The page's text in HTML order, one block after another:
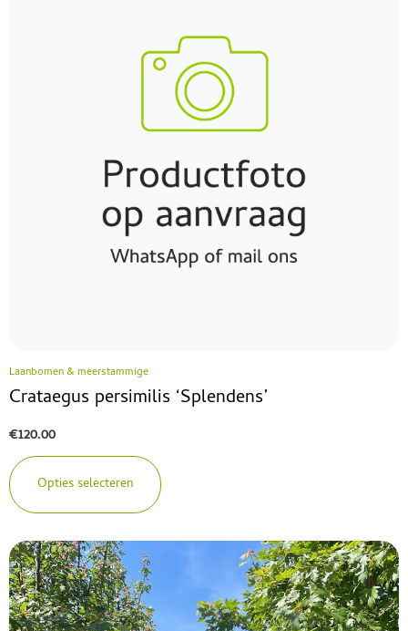
Laanbomen & meerstammige
Crataegus persimilis ‘Splendens’
€120.00
Opties selecteren